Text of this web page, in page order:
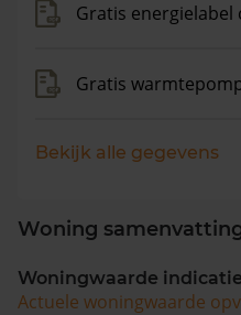
Gratis energielabel
Gratis
Bekijk alle gegevens
Woning
Woningwaarde indicatie
Actuele woningwaarde